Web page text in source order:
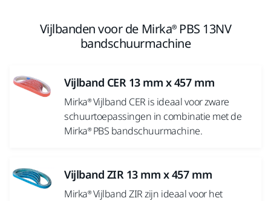
Vijlbanden voor de Mirka® PBS 13NV
bandschuurmachine
Vijlband CER 13 mm x 457 mm
Mirka® Vijlband CER is ideaal voor zware
schuurtoepassingen in combinatie met de
Mirka® PBS bandschuurmachine.
Vijlband ZIR 13 mm x 457 mm
Mirka® Vijlband ZIR zijn ideaal voor het